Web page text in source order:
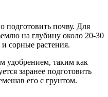
подготовить почву. Для
на глубину около 20-30
сорные растения.
удобрением, таким как
заранее подготовить
его с грунтом.